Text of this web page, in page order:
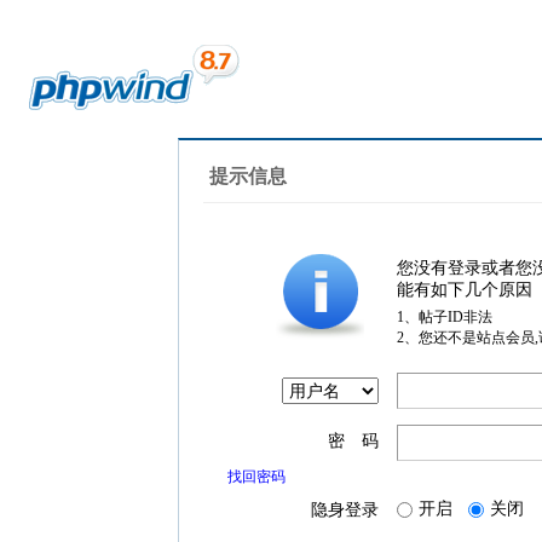
提示信息
您没有登录或者您
能有如下几个原因
1、帖子ID非法
2、您还不是站点会员
密 码
找回密码
隐身登录 开启 关闭